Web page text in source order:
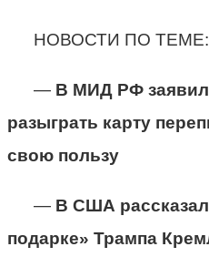
НОВОСТИ ПО ТЕМЕ:
— В МИД РФ
разыграть карту
свою пользу
— В США
подарке» Трампа